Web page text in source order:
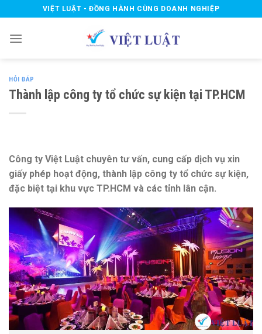
to
content
VIỆT LUẬT - ĐỒNG HÀNH CÙNG DOANH NGHIỆP
HỎI ĐÁP
Thành lập công ty tổ chức sự kiện tại TP.HCM
Công ty Việt Luật chuyên tư vấn, cung cấp dịch vụ xin
giấy phép hoạt động, thành lập công ty tổ chức sự kiện,
đặc biệt tại khu vực TP.HCM và các tỉnh lân cận.